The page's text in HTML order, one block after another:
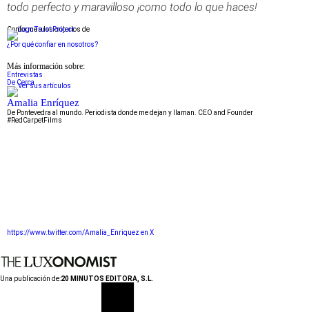
todo perfecto y maravilloso ¡como todo lo que haces!
Conforme a los criterios de
¿Por qué confiar en nosotros?
Más información sobre:
Entrevistas
De Cerca
Amalia Enríquez
De Pontevedra al mundo. Periodista donde me dejan y llaman. CEO and Founder
#RedCarpetFilms
https://www.twitter.com/Amalia_Enriquez en X
Una publicación de:20 MINUTOS EDITORA, S.L.